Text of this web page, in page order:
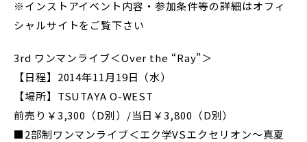
※インストアイベント内容・参加条件等の詳細はオフィ
シャルサイトをご覧下さい
3rd ワンマンライブ＜Over the “Ray”＞
【日程】2014年11月19日（水）
【場所】TSUTAYA O-WEST
前売り￥3,300（D別）/当日￥3,800（D別）
■2部制ワンマンライブ＜エク学VSエクセリオン～真夏